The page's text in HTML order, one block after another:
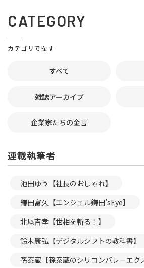
CATEGORY
カテゴリで探す
すべて
雑誌アーカイブ
企業家たちの金言
連載執筆者
池田ゆう【社長のおしゃれ】
鎌田富久【エンジェル鎌田’sEye】
北尾吉孝【世相を斬る！】
鈴木康弘【デジタルシフトの教科書】
孫泰蔵【孫泰蔵のシリコンバレーエク